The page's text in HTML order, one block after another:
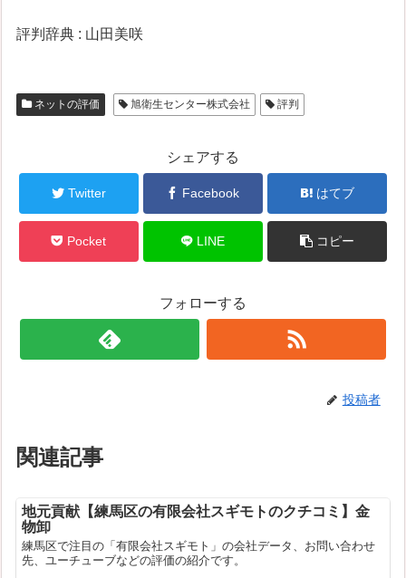
評判辞典 : 山田美咲
ネットの評価 旭衛生センター株式会社 評判
シェアする
Twitter Facebook はてブ
Pocket LINE コピー
フォローする
投稿者
関連記事
地元貢献【練馬区の有限会社スギモトのクチコミ】金
物卸
練馬区で注目の「有限会社スギモト」の会社データ、お問い合わせ
先、ユーチューブなどの評価の紹介です。